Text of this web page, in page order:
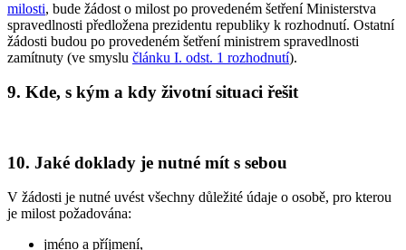
milosti, bude žádost o milost po provedeném šetření Ministerstva
spravedlnosti předložena prezidentu republiky k rozhodnutí. Ostatní
žádosti budou po provedeném šetření ministrem spravedlnosti
zamítnuty (ve smyslu článku I. odst. 1 rozhodnutí).
9. Kde, s kým a kdy životní situaci řešit
10. Jaké doklady je nutné mít s sebou
V žádosti je nutné uvést všechny důležité údaje o osobě, pro kterou
je milost požadována:
jméno a příjmení,